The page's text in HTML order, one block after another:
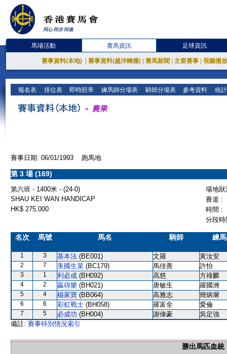
馬場活動 賽馬資訊 足球資訊
賽事資料(本地) 賽事資料(越洋轉播) 賽馬新聞 主要賽事 視聽播
報名表 排位表 即時賠率 練馬師分場表 騎師分場表 參考資料 統
賽事日期: 06/01/1993 跑馬地
第 3 場 (169)
第六班 - 1400米 - (24-0)
場地
SHAU KEI WAN HANDICAP
賽道 :
HK$ 275,000
時間 :
分段
名次 馬號 馬名 騎師 練
1 3 基本法 (BE001) 文羅 黃汝安
2 7 美國生菜 (BC179) 馬佳善 許怡
3 1 利必成 (BH092) 高慈 方祿麟
4 2 贏得樂 (BH021) 唐敏生 羅國洲
5 4 楊家寶 (BB064) 高雅志 簡炳墀
6 6 彩虹戰士 (BH058) 羅富全 愛倫
7 5 必成功 (BH004) 謝偉豪
吳定強
備註: 賽事特別情況索引
勝出馬匹血統